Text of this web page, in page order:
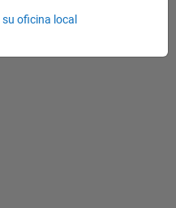
oficina local